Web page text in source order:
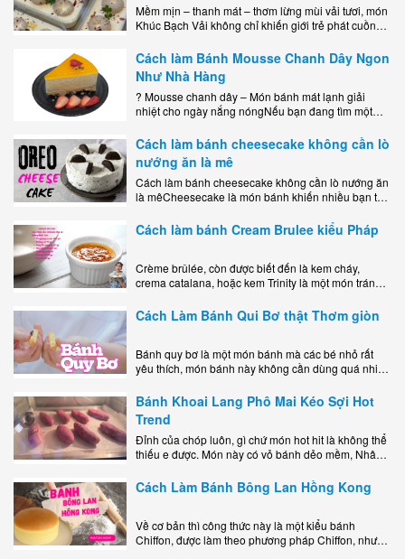
Mềm mịn – thanh mát – thơm lừng mùi vải tươi, món
Khúc Bạch Vải không chỉ khiến giới trẻ phát cuồng
Cách làm Bánh Mousse Chanh Dây Ngon
Như Nhà Hàng
? Mousse chanh dây – Món bánh mát lạnh giải
nhiệt cho ngày nắng nóngNếu bạn đang tìm một
dễ..
Cách làm bánh cheesecake không cần lò
nướng ăn là mê
Cách làm bánh cheesecake không cần lò nướng ăn
là mêCheesecake là món bánh khiến nhiều bạn trẻ
kem..
Cách làm bánh Cream Brulee kiểu Pháp
Crème brûlée, còn được biết đến là kem cháy,
crema catalana, hoặc kem Trinity là một món tráng
lớp..
Cách Làm Bánh Qui Bơ thật Thơm giòn
Bánh quy bơ là một món bánh mà các bé nhỏ rất
yêu thích, món bánh này không cần dùng quá nhiều
Bánh Khoai Lang Phô Mai Kéo Sợi Hot
Trend
Đỉnh của chóp luôn, gì chứ món hot hit là không thể
thiếu e được. Món này có vỏ bánh dẻo mềm, Nhân
Cách Làm Bánh Bông Lan Hồng Kong
Về cơ bản thì công thức này là một kiểu bánh
Chiffon, được làm theo phương pháp Chiffon, nhưng